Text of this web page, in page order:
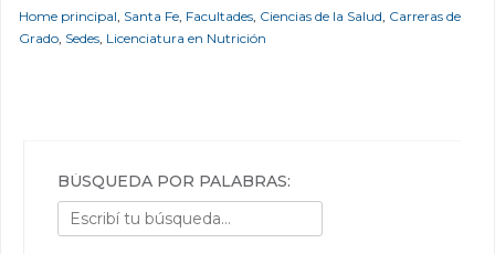
Home principal, Santa Fe, Facultades, Ciencias de la Salud, Carreras de
Grado, Sedes, Licenciatura en Nutrición
BÚSQUEDA POR PALABRAS: